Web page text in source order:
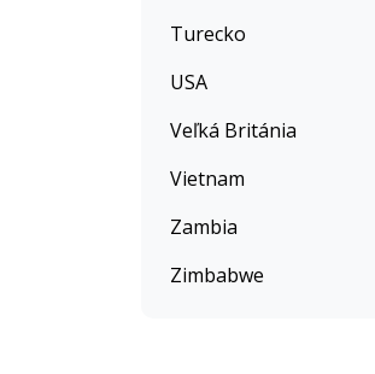
Turecko
USA
Veľká Británia
Vietnam
Zambia
Zimbabwe